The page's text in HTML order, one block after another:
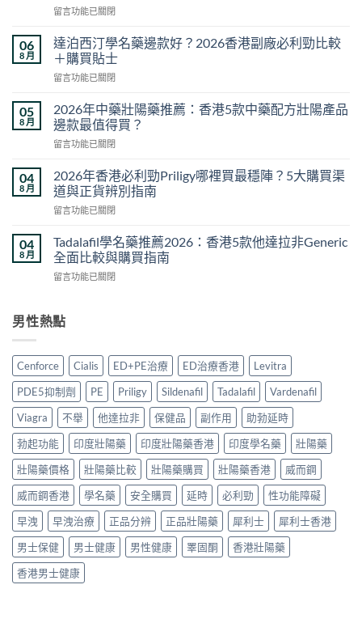
在
效
片
副
作
安
全
嗎？
2026
港
用
真
經
驗
與
服
用
南〉
中
留言功能已關閉
06
8 月
達泊西汀學名藥邊款好？2026香港副廠必利勁比較
＋購買貼士
在
泊
西
汀
學
藥
邊
款
好？
香
港
廠
勁
＋
購
買
貼
士〉
中
留言功能已關閉
05
8 月
2026年中藥壯陽藥推薦：香港5款中藥配方壯陽產品
邊款最值得買？
在
年
中
藥
壯
藥
推
薦：
香
款
配
方
壯
陽
品
邊
款
最
值
得
買？〉
中
留言功能已關閉
04
8 月
2026年香港必利勁Priligy哪裡買最穩陣？5大購買渠
道與正貨辨別指南
在
年
香
港
必
Priligy
最
穩
陣？
大
購
買
渠
道
與
正
貨
辨
別
指
南〉
留言功能已關閉
04
8 月
Tadalafil學名藥推薦2026：香港5款他達拉非Generic
全面比較與購買指南
在
名
藥
薦
2026：
香
港
款
他
達
拉
非
Generic
全
面
比
較
與
購
留言功能已關閉
男性熱點
Cenforce Cialis ED+PE治療 ED治療香港
Levitra
PDE5抑制劑
PE Priligy Sildenafil Tadalafil
Vardenafil
Viagra
不舉 他達拉非 保健品 副作用
助勃延時
勃起功能
印度壯陽藥 印度壯陽藥香港 印度學名藥
壯陽藥
壯陽藥價格
壯陽藥比較 壯陽藥購買 壯陽藥香港
威而鋼
威而鋼香港
學名藥 安全購買 延時 必利勁
性功能障礙
早洩
早洩治療 正品分辨 正品壯陽藥 犀利士
犀利士香港
男士保健
男士健康 男性健康 睪固酮
香港壯陽藥
香港男士健康